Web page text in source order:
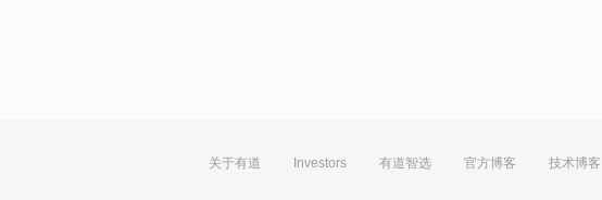
关于有道 Investors 有道智选 官方博客 技术博客